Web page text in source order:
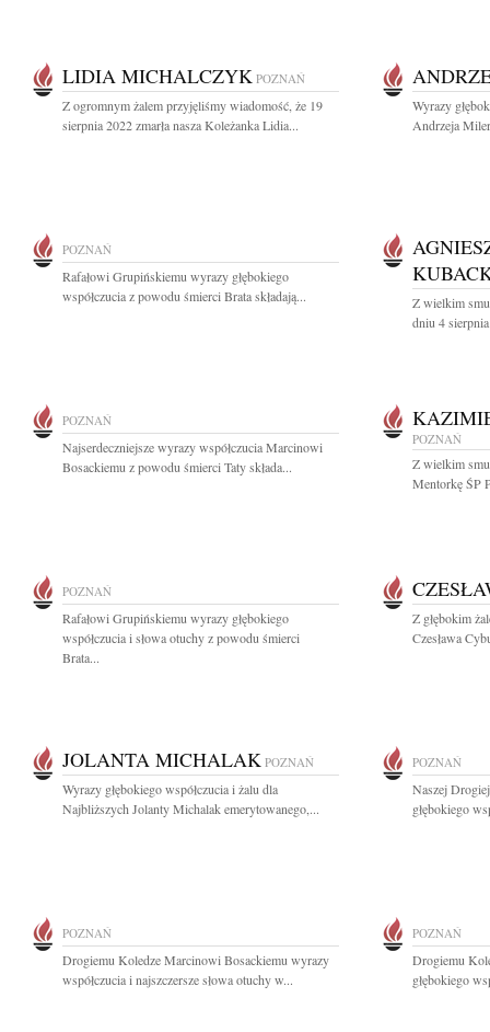
LIDIA MICHALCZYK POZNAŃ
Z ogromnym żalem przyjęliśmy wiadomość, że 19
sierpnia 2022 zmarła nasza Koleżanka Lidia...
Wyrazy
Andrzeja
POZNAŃ
Rafałowi Grupińskiemu wyrazy głębokiego
współczucia z powodu śmierci Brata składają...
Z wielkim
dniu 4
POZNAŃ
Najserdeczniejsze wyrazy współczucia Marcinowi
Bosackiemu z powodu śmierci Taty składa...
POZNAŃ
Z wielkim
Mentorkę ŚP
POZNAŃ
Rafałowi Grupińskiemu wyrazy głębokiego
współczucia i słowa otuchy z powodu śmierci
Brata...
Z głębokim
Czesława
JOLANTA MICHALAK POZNAŃ
Wyrazy głębokiego współczucia i żalu dla
Najbliższych Jolanty Michalak emerytowanego,...
POZNAŃ
Naszej
głębokiego
POZNAŃ
Drogiemu Koledze Marcinowi Bosackiemu wyrazy
współczucia i najszczersze słowa otuchy w...
POZNAŃ
Drogiemu
głębokiego